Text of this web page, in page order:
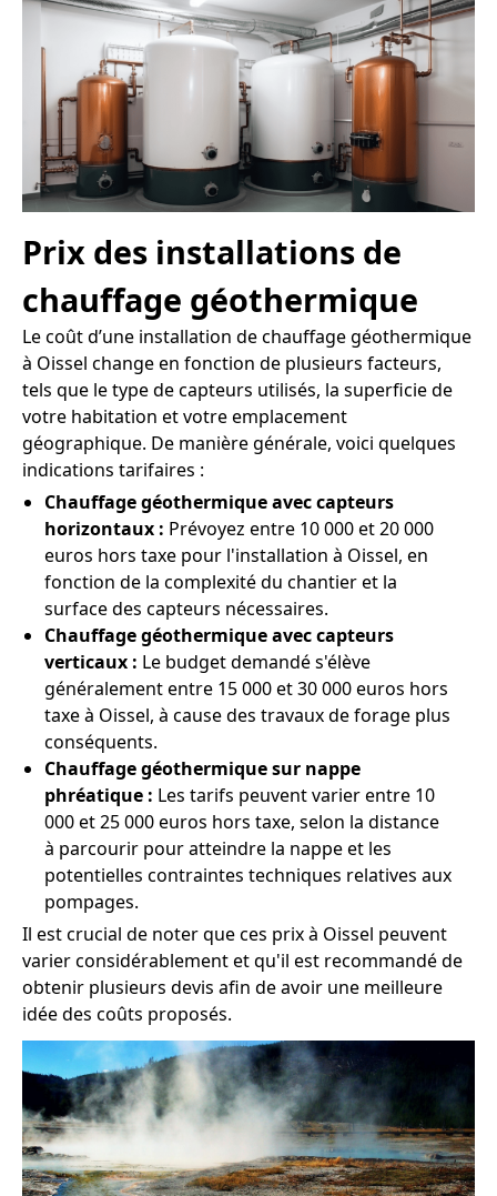
Prix des installations de
chauffage géothermique
Le coût d’une installation de chauffage géothermique
à Oissel change en fonction de plusieurs facteurs,
tels que le type de capteurs utilisés, la superficie de
votre habitation et votre emplacement
géographique. De manière générale, voici quelques
indications tarifaires :
Chauffage géothermique avec capteurs
horizontaux : Prévoyez entre 10 000 et 20 000
euros hors taxe pour l'installation à Oissel, en
fonction de la complexité du chantier et la
surface des capteurs nécessaires.
Chauffage géothermique avec capteurs
verticaux : Le budget demandé s'élève
généralement entre 15 000 et 30 000 euros hors
taxe à Oissel, à cause des travaux de forage plus
conséquents.
Chauffage géothermique sur nappe
phréatique : Les tarifs peuvent varier entre 10
000 et 25 000 euros hors taxe, selon la distance
à parcourir pour atteindre la nappe et les
potentielles contraintes techniques relatives aux
pompages.
Il est crucial de noter que ces prix à Oissel peuvent
varier considérablement et qu'il est recommandé de
obtenir plusieurs devis afin de avoir une meilleure
idée des coûts proposés.